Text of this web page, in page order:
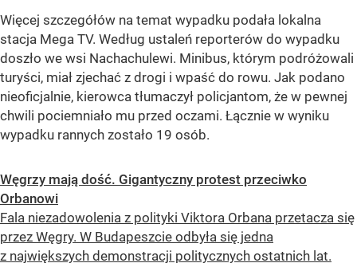
Więcej szczegółów na temat wypadku podała lokalna
stacja Mega TV. Według ustaleń reporterów do wypadku
doszło we wsi Nachachulewi. Minibus, którym podróżowali
turyści, miał zjechać z drogi i wpaść do rowu. Jak podano
nieoficjalnie, kierowca tłumaczył policjantom, że w pewnej
chwili pociemniało mu przed oczami. Łącznie w wyniku
wypadku rannych zostało 19 osób.
Węgrzy mają dość. Gigantyczny protest przeciwko
Orbanowi
Fala niezadowolenia z polityki Viktora Orbana przetacza się
przez Węgry. W Budapeszcie odbyła się jedna
z największych demonstracji politycznych ostatnich lat.